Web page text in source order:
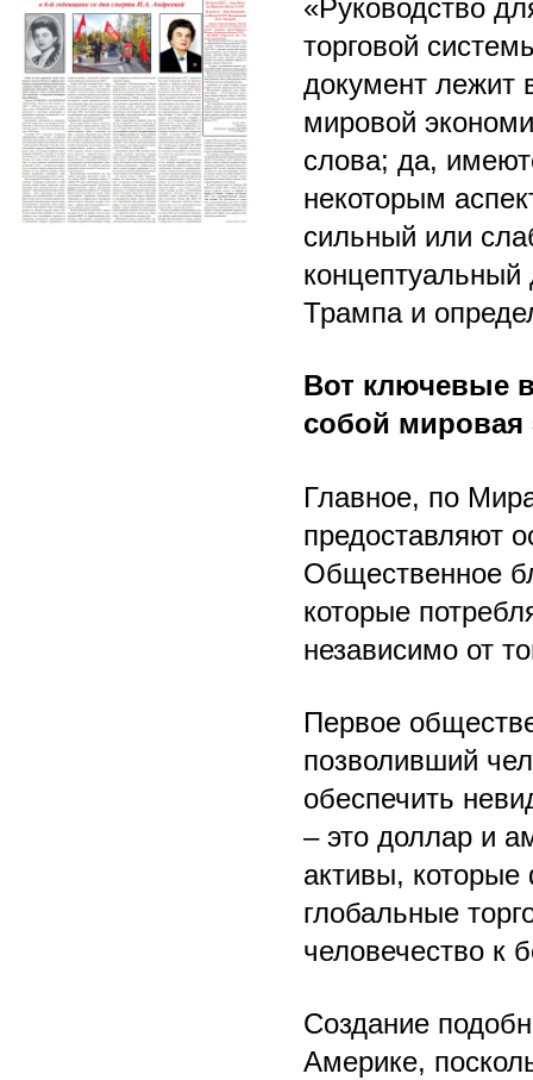
«Руководство
торговой
документ лежит
мировой
слова; да,
некоторым
сильный или
Трампа и
Вот ключевые
собой мировая
Главное, по
предоставляют
Общественное
которые
независимо от
Первое
позволивший
обеспечить
– это доллар и
активы,
глобальные
человечество к
Создание
Америке,